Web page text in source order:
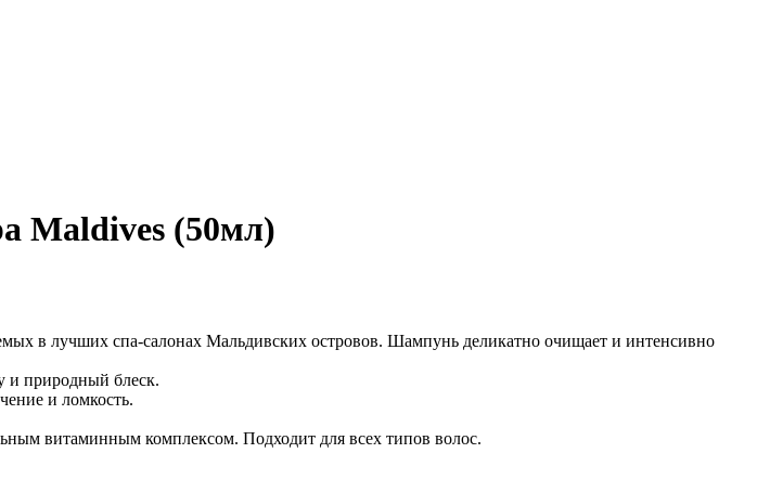
Maldives (50мл)
в лучших спа-салонах Мальдивских островов. Шампунь деликатно очищает и интенсивно
и природный блеск.
и ломкость.
витаминным комплексом. Подходит для всех типов волос.